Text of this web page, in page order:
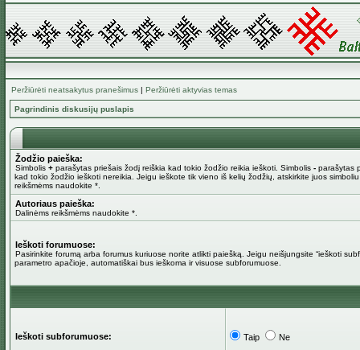
Peržiūrėti neatsakytus pranešimus | Peržiūrėti aktyvias temas
Pagrindinis diskusijų puslapis
Žodžio paieška:
Simbolis + parašytas priešais žodį reiškia kad tokio žodžio reikia ieškoti. Simbolis - parašytas
kad tokio žodžio ieškoti nereikia. Jeigu ieškote tik vieno iš kelių žodžių, atskirkite juos
reikšmėms naudokite *.
Autoriaus paieška:
Dalinėms reikšmėms naudokite *.
Ieškoti forumuose:
Pasirinkite forumą arba forumus kuriuose norite atlikti paiešką. Jeigu neišjungsite “ieškoti
parametro apačioje, automatiškai bus ieškoma ir visuose subforumuose.
Ieškoti subforumuose: Taip Ne